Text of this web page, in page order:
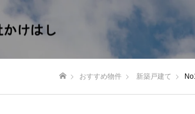
おすすめ物件 新築戸建て